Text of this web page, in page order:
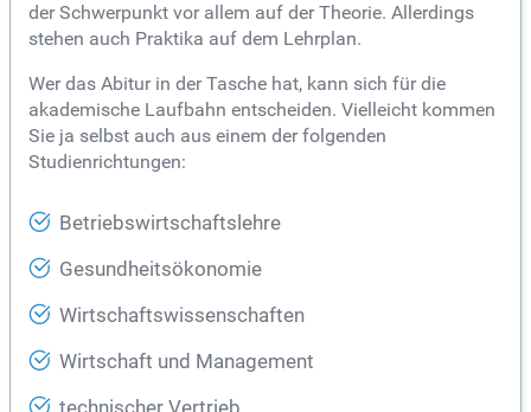
der Schwerpunkt vor allem auf der Theorie. Allerdings
stehen auch Praktika auf dem Lehrplan.
Wer das Abitur in der Tasche hat, kann sich für die
akademische Laufbahn entscheiden. Vielleicht kommen
Sie ja selbst auch aus einem der folgenden
Studienrichtungen:
Betriebswirtschaftslehre
Gesundheitsökonomie
Wirtschaftswissenschaften
Wirtschaft und Management